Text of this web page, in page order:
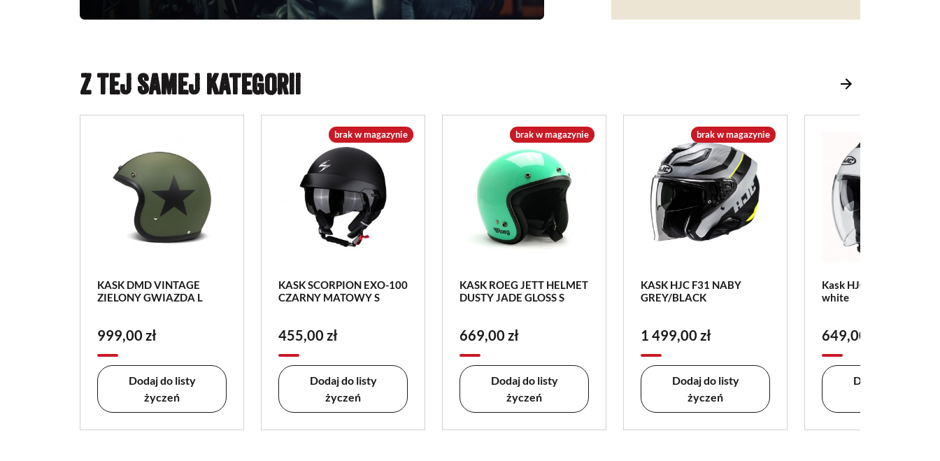
Z TEJ SAMEJ KATEGORII
KASK DMD VINTAGE
ZIELONY GWIAZDA L
999,00 zł
Dodaj do listy
życzeń
brak w magazynie
KASK SCORPION EXO-100
CZARNY MATOWY S
455,00 zł
Dodaj do listy
życzeń
brak w magazynie
KASK ROEG JETT HELMET
DUSTY JADE GLOSS S
669,00 zł
Dodaj do listy
życzeń
brak w magazynie
KASK HJC F31 NABY
GREY/BLACK
1 499,00 zł
Dodaj do listy
życzeń
Kask HJC i40N solid
white
649,00 zł
Dodaj do listy